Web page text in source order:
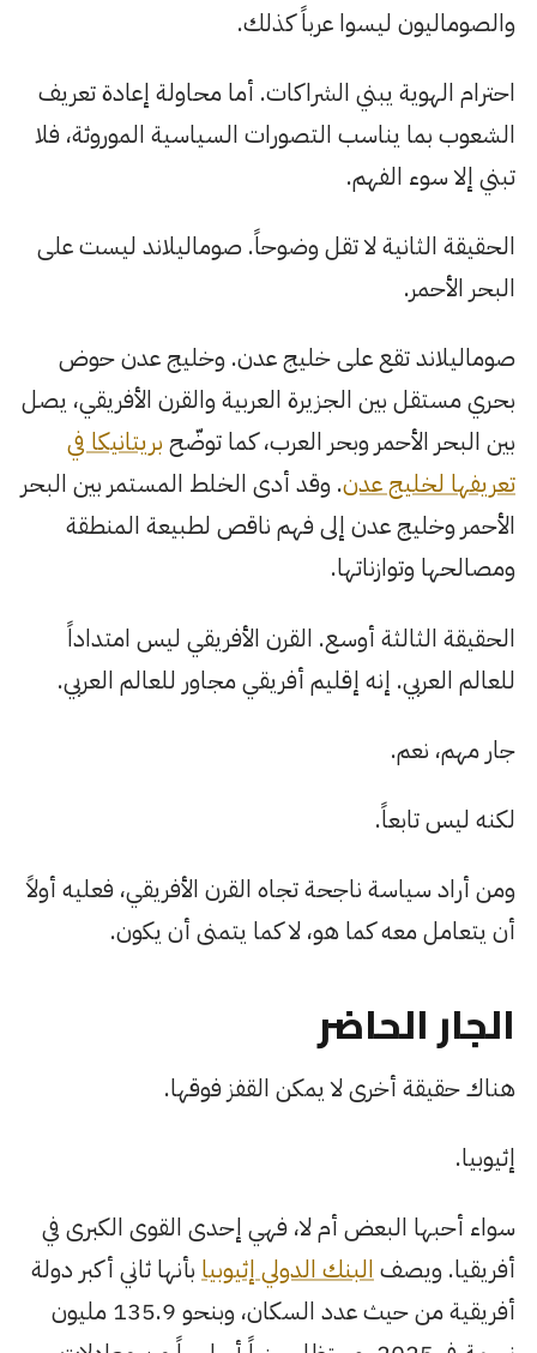
والصوماليون ليسوا عرباً كذلك.
احترام الهوية يبني الشراكات. أما محاولة إعادة تعريف
الشعوب بما يناسب التصورات السياسية الموروثة، فلا
تبني إلا سوء الفهم.
الحقيقة الثانية لا تقل وضوحاً. صوماليلاند ليست على
البحر الأحمر.
صوماليلاند تقع على خليج عدن. وخليج عدن حوض
بحري مستقل بين الجزيرة العربية والقرن الأفريقي، يصل
بين البحر الأحمر وبحر العرب، كما توضّح بريتانيكا في
تعريفها لخليج عدن. وقد أدى الخلط المستمر بين البحر
الأحمر وخليج عدن إلى فهم ناقص لطبيعة المنطقة
ومصالحها وتوازناتها.
الحقيقة الثالثة أوسع. القرن الأفريقي ليس امتداداً
للعالم العربي. إنه إقليم أفريقي مجاور للعالم العربي.
جار مهم، نعم.
لكنه ليس تابعاً.
ومن أراد سياسة ناجحة تجاه القرن الأفريقي، فعليه أولاً
أن يتعامل معه كما هو، لا كما يتمنى أن يكون.
الجار الحاضر
هناك حقيقة أخرى لا يمكن القفز فوقها.
إثيوبيا.
سواء أحبها البعض أم لا، فهي إحدى القوى الكبرى في
أفريقيا. ويصفالبنك الدولي إثيوبيا بأنها ثاني أكبر دولة
أفريقية من حيث عدد السكان، وبنحو 135.9 مليون